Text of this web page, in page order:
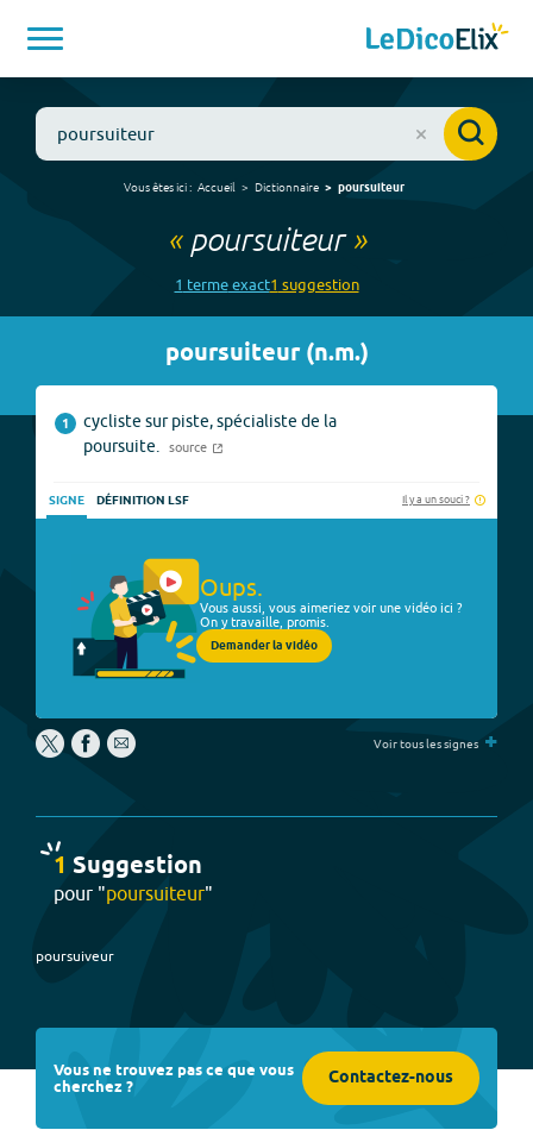
Vous êtes ici : Accueil Dictionnaire poursuiteur
« poursuiteur»
1 termeexact1 suggestion
poursuiteur(n.m.)
1
cycliste sur piste, spécialiste de la
poursuite.
source
SIGNE DÉFINITION LSF Il y a un souci ?
Oups.
Vous aussi, vous aimeriez voir une vidéo ici ?
On y travaille, promis.
Demander la vidéo
Voir tous les signes +
1 Suggestion
pour "poursuiteur"
poursuiveur
Vous ne trouvez pas ce que vous
cherchez ? Contactez-nous